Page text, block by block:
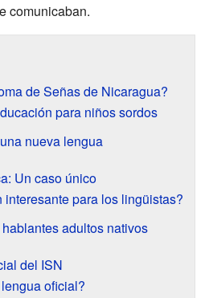
comunicaban.
de Señas de Nicaragua?
para niños sordos
nueva lengua
Un caso único
interesante para los lingüistas?
adultos nativos
del ISN
oficial?